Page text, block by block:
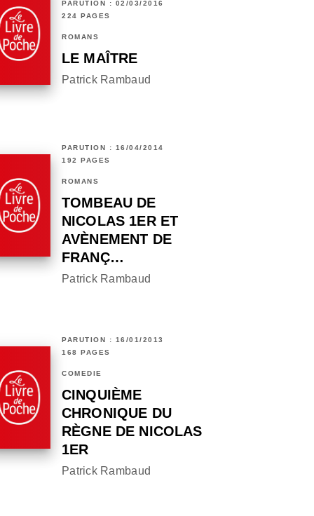
PARUTION : 02/03/2016
224 PAGES
ROMANS
LE MAÎTRE
Patrick Rambaud
PARUTION : 16/04/2014
192 PAGES
ROMANS
TOMBEAU DE
NICOLAS 1ER ET
AVÈNEMENT DE
FRANÇ…
Patrick Rambaud
PARUTION : 16/01/2013
168 PAGES
COMÉDIE
CINQUIÈME
CHRONIQUE DU
RÈGNE DE NICOLAS
1ER
Patrick Rambaud